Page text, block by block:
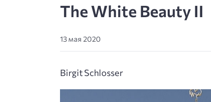
The White Beauty II
13 мая 2020
Birgit Schlosser